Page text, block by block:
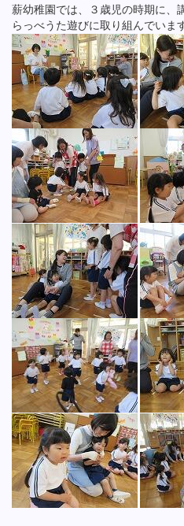
薪幼稚園では、３歳児の時期に、
らっべうた遊びに取り組んでいま